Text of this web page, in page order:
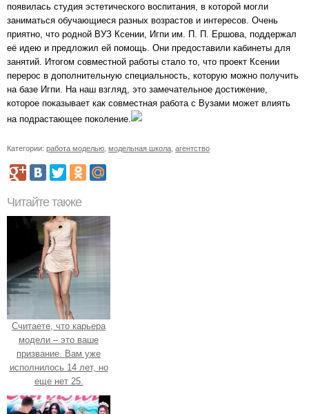
появилась студия эстетического воспитания, в которой могли
заниматься обучающиеся разных возрастов и интересов. Очень
приятно, что родной ВУЗ Ксении, Игпи им. П. П. Ершова, поддержал
её идею и предложил ей помощь. Они предоставили кабинеты для
занятий. Итогом совместной работы стало то, что проект Ксении
перерос в дополнительную специальность, которую можно получить
на базе Игпи. На наш взгляд, это замечательное достижение,
которое показывает как совместная работа с Вузами может влиять
на подрастающее поколение.
Категории: работа моделью модельная школа агентство
Читайте также
Считаете, что карьера
модели – это ваше
призвание. Вам уже
исполнилось 14 лет, но
еще нет 25.